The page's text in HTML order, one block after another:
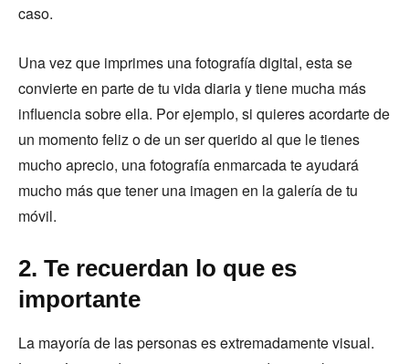
caso.
Una vez que imprimes una fotografía digital, esta se
convierte en parte de tu vida diaria y tiene mucha más
influencia sobre ella. Por ejemplo, si quieres acordarte de
un momento feliz o de un ser querido al que le tienes
mucho aprecio, una fotografía enmarcada te ayudará
mucho más que tener una imagen en la galería de tu
móvil.
2. Te recuerdan lo que es
importante
La mayoría de las personas es extremadamente visual.